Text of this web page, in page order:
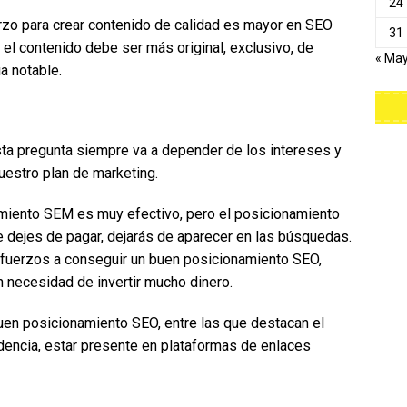
para crear contenido de calidad es mayor en SEO
el contenido debe ser más original, exclusivo, de
notable.
pregunta siempre va a depender de los intereses y
plan de marketing.
SEM es muy efectivo, pero el posicionamiento
de pagar, dejarás de aparecer en las búsquedas.
a conseguir un buen posicionamiento SEO,
de invertir mucho dinero.
posicionamiento SEO, entre las que destacan el
estar presente en plataformas de enlaces
31
«